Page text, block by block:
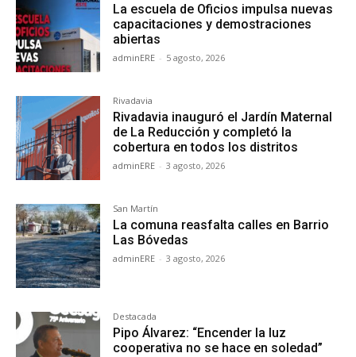
La escuela de Oficios impulsa nuevas
capacitaciones y demostraciones
abiertas
adminERE - 5 agosto, 2026
Rivadavia
Rivadavia inauguró el Jardín Maternal
de La Reducción y completó la
cobertura en todos los distritos
adminERE - 3 agosto, 2026
San Martín
La comuna reasfalta calles en Barrio
Las Bóvedas
adminERE - 3 agosto, 2026
Destacada
Pipo Álvarez: “Encender la luz
cooperativa no se hace en soledad”